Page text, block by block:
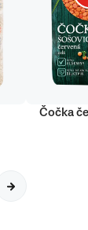
Čočka